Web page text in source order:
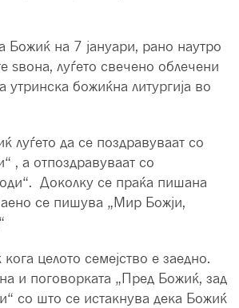
Божиќ на 7 јануари, рано наутро
ѕвона, луѓето свечено облечени
утринска божиќна литургија во
луѓето да се поздравуваат со
, а отпоздравуваат со
Доколку се праќа пишана
се пишува „Мир Божји,
целото семејство е заедно.
и поговорката „Пред Божиќ, зад
со што се истакнува дека Божиќ